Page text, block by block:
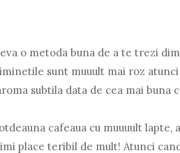
o metoda buna de a te trezi
sunt muuult mai roz
subtila data de cea mai buna
cafeaua cu muuuult lapte,
place teribil de mult! Atunci